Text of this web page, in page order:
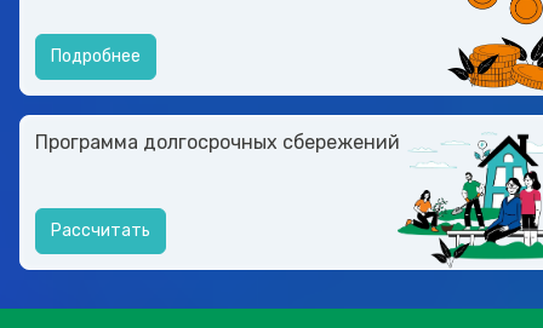
Подробнее
Программа долгосрочных сбережений
Рассчитать